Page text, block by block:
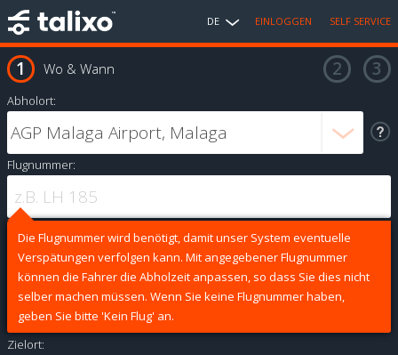
DE EINLOGGEN SELF SERVICE
Wo & Wann
Abholort:
Flugnummer:
Die Flugnummer wird benötigt, damit unser System eventuelle
Verspätungen verfolgen kann. Mit angegebener Flugnummer
können die Fahrer die Abholzeit anpassen, so dass Sie dies nicht
selber machen müssen. Wenn Sie keine Flugnummer haben,
geben Sie bitte 'Kein Flug' an.
Zielort: